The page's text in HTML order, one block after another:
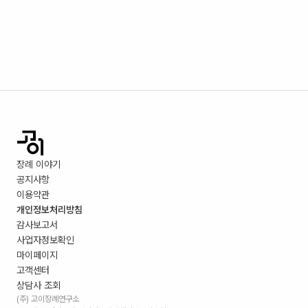
장례 이야기
공지사항
이용약관
개인정보처리방침
감사보고서
사업자정보확인
마이페이지
고객센터
상담사 조회
(주) 고이장례연구소